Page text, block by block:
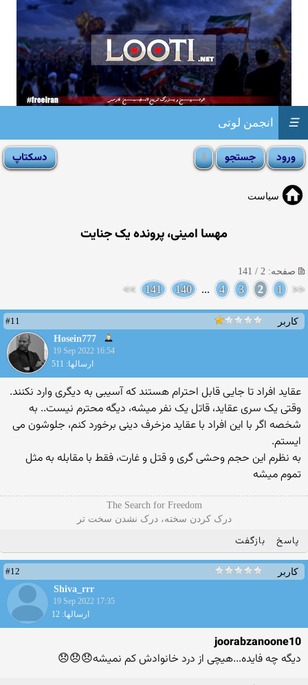
انجمن لوتی ☰
سیاست
مهسا امینی، پرونده یک جنایت
صفحه: 2 / 141
<<
1
2
3
4
...
140
141
>>
کاربر
#11
Hosein777
19 Sep 2022 16:54
ارسالها: 511
عقاید افراد تا جایی قابل احترام هستند که آسیبی به دیگری وارد نکنند.
وقتی یک سری عقاید، قاتل یک نفر میشه، دیگه محترم نیست.. به
شخصه اگر با این افراد با عقاید مزخرف دینی برخورد کنم، جلوشون می
ایستم.
به نظرم این حجم وحشی گری و قتل و غارت، فقط با مقابله به مثل
تموم میشه
The Search for Freedom
درک کردن سخته، درک نشدن سخت تر
پاسخ بازگفت
کاربر
#12
Shiva_rrr
19 Sep 2022 17:35
ارسالها: 12
joorabzanoone10
دیگه چه فایده...هیچی از درد خانوادش کم نمیشه😞😞😞